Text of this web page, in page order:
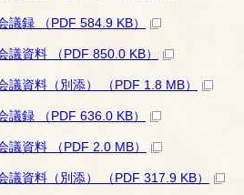
録 （PDF 584.9 KB）
資料 （PDF 850.0 KB）
資料（別添） （PDF 1.8 MB）
録 （PDF 636.0 KB）
資料 （PDF 2.0 MB）
資料（別添） （PDF 317.9 KB）